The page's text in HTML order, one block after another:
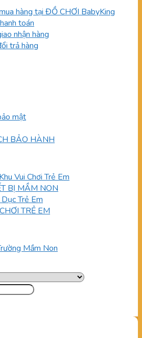
hàng tại ĐỒ CHƠI BabyKing
toán
nhận hàng
trả hàng
mật
BẢO HÀNH
Vui Chơi Trẻ Em
BỊ MẦM NON
Trẻ Em
TRẺ EM
Mầm Non